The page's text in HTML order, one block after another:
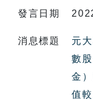
發言日期
消息標題
元
數
金
值